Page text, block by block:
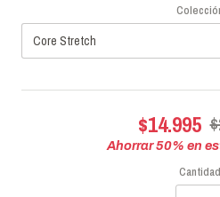
$14.995
Ahorrar50% en
Cantidad